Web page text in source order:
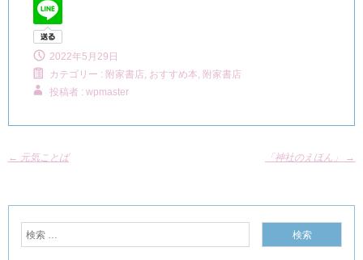
2022年5月29日
カテゴリー : 附家書店, おすすめ本, 附家書店
投稿者 : wpmaster
← 元気ことば 「神社のえほん」 →